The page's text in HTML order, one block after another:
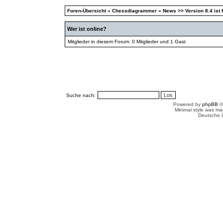
Foren-Übersicht» Chessdiagrammer » News >> Version 8.4 ist
Wer ist online?
Mitglieder in diesem Forum: 0 Mitglieder und 1 Gast
Suche nach:
Powered by phpBB
Minimal style was
Deutsche